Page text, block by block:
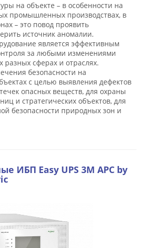
на объекте – в особенности на
промышленных производствах, в
– это повод проявить
источник аномалии.
является эффективным
за любыми изменениями
сферах и отраслях.
безопасности на
с целью выявления дефектов
опасных веществ, для охраны
и стратегических объектов, для
безопасности природных зон и
ИБП Easy UPS 3M APC by